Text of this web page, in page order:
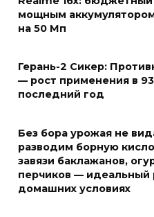
мощным
на 50 Мп
Герань-2 Сикер:
— рост применения в 93
последний год
Без бора урожая не
разводим борную
завязи баклажанов,
перчиков — идеальный
домашних условиях